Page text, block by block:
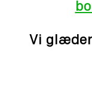
Vi